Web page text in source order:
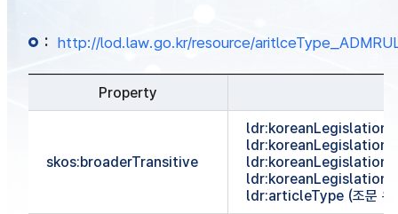
: http://lod.law.go.kr/resource/
Property
skos:broaderTransitive
ldr:articleType (조문 유